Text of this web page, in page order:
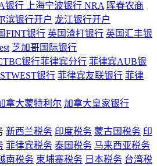
银行
上海宁波银行 NRA 晖春农商
滨银行开户 龙江银行开户
FINT银行 英国渣打银行 英国汇丰银
芝加哥国际银行
银行菲律宾分行 菲律宾AUB银
银行 菲律宾友联银行 菲律
拿大蒙特利尔 加拿大皇家银行
新西兰税务 印度税务 蒙古国税务 印
菲律宾税务 泰国税务 马来西亚税务
南税务 柬埔寨税务 日本税务 台湾税